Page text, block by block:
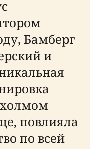
Бамберг
и
повлияла
по всей